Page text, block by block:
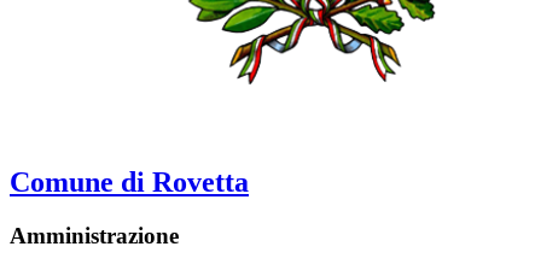
Comune di Rovetta
Amministrazione